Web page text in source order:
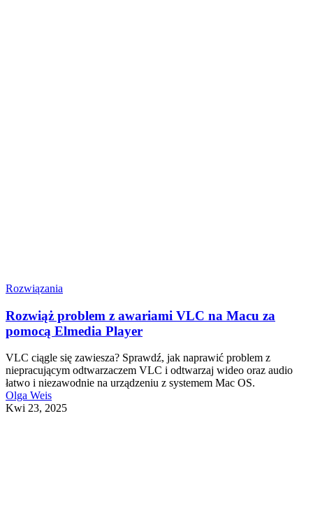
Rozwiązania
Rozwiąż problem z awariami VLC na Macu za
pomocą Elmedia Player
VLC ciągle się zawiesza? Sprawdź, jak naprawić problem z
niepracującym odtwarzaczem VLC i odtwarzaj wideo oraz audio
łatwo i niezawodnie na urządzeniu z systemem Mac OS.
Olga Weis
Kwi 23, 2025